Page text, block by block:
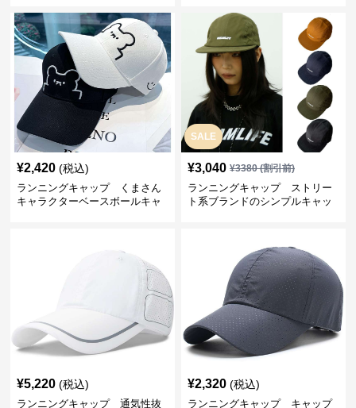
¥2,420 (税込)
ランニングキャップ くまさん
キャラクターベースボールキャ
SALE
¥3,040 ¥3380(割引前)
ランニングキャップ ストリー
ト系ブランドのシンプルキャッ
¥5,220 (税込)
ランニングキャップ 通気性抜
¥2,320 (税込)
ランニングキャップ キャップ